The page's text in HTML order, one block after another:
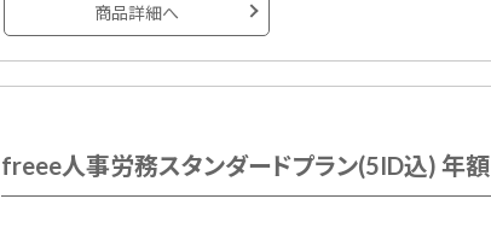
商品詳細へ
freee人事労務スタンダードプラン(5ID込) 年額